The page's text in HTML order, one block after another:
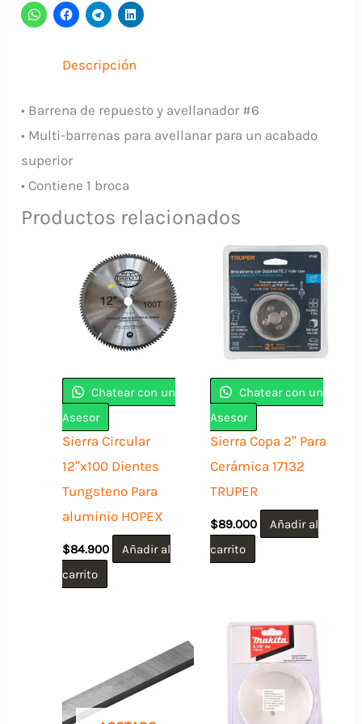
Descripción
• Barrena de repuesto y avellanador #6
• Multi-barrenas para avellanar para un acabado
superior
• Contiene 1 broca
Productos relacionados
Chatear con un
Asesor
Sierra Circular
12″x100 Dientes
Tungsteno Para
aluminio HOPEX
$84.900
Añadir al
carrito
Chatear con un
Asesor
Sierra Copa 2″ Para
Cerámica 17132
TRUPER
$89.000
Añadir al
carrito